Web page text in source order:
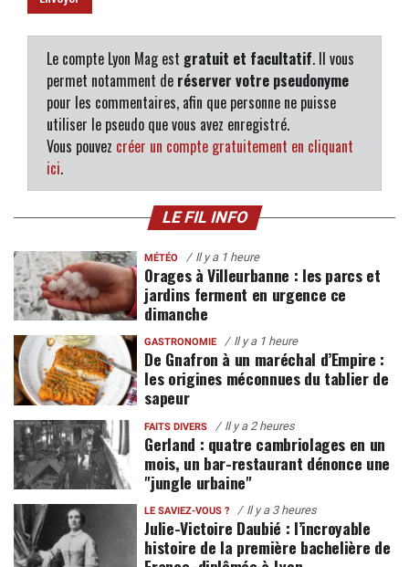
Le compte Lyon Mag est gratuit et facultatif. Il vous
permet notamment de réserver votre pseudonyme
pour les commentaires, afin que personne ne puisse
utiliser le pseudo que vous avez enregistré.
Vous pouvez créer un compte gratuitement en cliquant
ici.
LE FIL INFO
MÉTÉO Il y a 1 heure
Orages à Villeurbanne : les parcs et
jardins ferment en urgence ce
dimanche
GASTRONOMIE Il y a 1 heure
De Gnafron à un maréchal d’Empire :
les origines méconnues du tablier de
sapeur
FAITS DIVERS Il y a 2 heures
Gerland : quatre cambriolages en un
mois, un bar-restaurant dénonce une
"jungle urbaine"
LE SAVIEZ-VOUS ? Il y a 3 heures
Julie-Victoire Daubié : l’incroyable
histoire de la première bachelière de